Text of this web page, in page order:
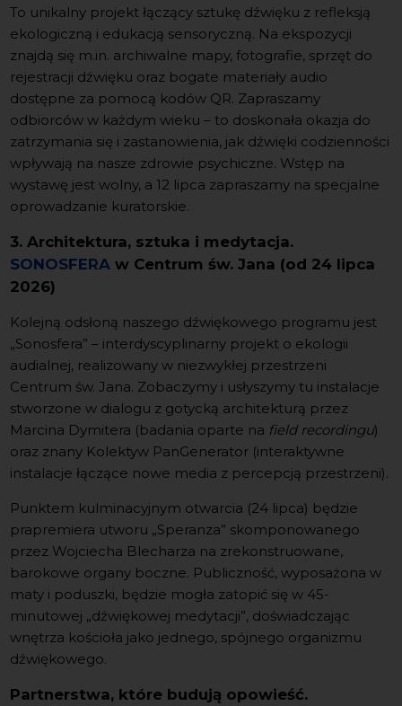
To unikalny projekt łączący sztukę dźwięku z refleksją
ekologiczną i edukacją sensoryczną. Na ekspozycji
znajdą się m.in. archiwalne mapy, fotografie, sprzęt do
rejestracji dźwięku oraz bogate materiały audio
dostępne za pomocą kodów QR. Zapraszamy
odbiorców w każdym wieku – to doskonała okazja do
zatrzymania się i zastanowienia, jak dźwięki codzienności
wpływają na nasze zdrowie psychiczne. Wstęp na
wystawę jest wolny, a 12 lipca zapraszamy na specjalne
oprowadzanie kuratorskie.
3. Architektura, sztuka i medytacja.
SONOSFERA w Centrum św. Jana (od 24 lipca
2026)
Kolejną odsłoną naszego dźwiękowego programu jest
„Sonosfera” – interdyscyplinarny projekt o ekologii
audialnej, realizowany w niezwykłej przestrzeni
Centrum św. Jana. Zobaczymy i usłyszymy tu instalacje
stworzone w dialogu z gotycką architekturą przez
Marcina Dymitera (badania oparte na field recordingu)
oraz znany Kolektyw PanGenerator (interaktywne
instalacje łączące nowe media z percepcją przestrzeni).
Punktem kulminacyjnym otwarcia (24 lipca) będzie
prapremiera utworu „Speranza” skomponowanego
przez Wojciecha Blecharza na zrekonstruowane,
barokowe organy boczne. Publiczność, wyposażona w
maty i poduszki, będzie mogła zatopić się w 45-
minutowej „dźwiękowej medytacji”, doświadczając
wnętrza kościoła jako jednego, spójnego organizmu
dźwiękowego.
Partnerstwa, które budują opowieść.